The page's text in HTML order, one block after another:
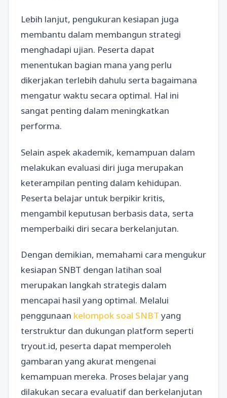
Lebih lanjut, pengukuran kesiapan juga
membantu dalam membangun strategi
menghadapi ujian. Peserta dapat
menentukan bagian mana yang perlu
dikerjakan terlebih dahulu serta bagaimana
mengatur waktu secara optimal. Hal ini
sangat penting dalam meningkatkan
performa.
Selain aspek akademik, kemampuan dalam
melakukan evaluasi diri juga merupakan
keterampilan penting dalam kehidupan.
Peserta belajar untuk berpikir kritis,
mengambil keputusan berbasis data, serta
memperbaiki diri secara berkelanjutan.
Dengan demikian, memahami cara mengukur
kesiapan SNBT dengan latihan soal
merupakan langkah strategis dalam
mencapai hasil yang optimal. Melalui
penggunaan kelompok soal SNBT yang
terstruktur dan dukungan platform seperti
tryout.id, peserta dapat memperoleh
gambaran yang akurat mengenai
kemampuan mereka. Proses belajar yang
dilakukan secara evaluatif dan berkelanjutan